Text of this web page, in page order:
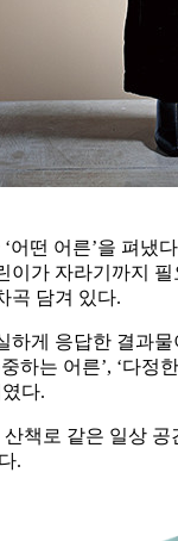
어떤 어른’을 펴
가 자라기까지
곡 담겨 있다.
게 응답한 결과
하는 어른’, ‘다
다.
책로 같은 일상
.